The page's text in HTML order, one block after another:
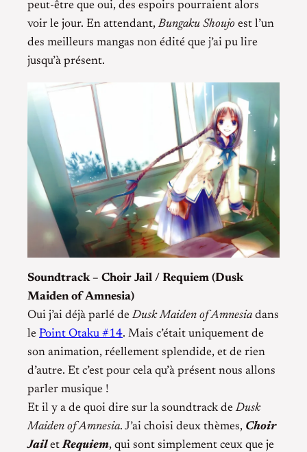
peut-être que oui, des espoirs pourraient alors
voir le jour. En attendant,Bungaku Shoujo est l’un
des meilleurs mangas non édité que j’ai pu lire
jusqu’à présent.
Soundtrack – Choir Jail / Requiem (Dusk
Maiden of Amnesia)
Oui j’ai déjà parlé de Dusk Maiden of Amnesia dans
le Point Otaku #14. Mais c’était uniquement de
son animation, réellement splendide, et de rien
d’autre. Et c’est pour cela qu’à présent nous allons
parler musique !
Et il y a de quoi dire sur la soundtrack de Dusk
Maiden of Amnesia. J’ai choisi deux thèmes, Choir
JailetRequiem, qui sont simplement ceux que je